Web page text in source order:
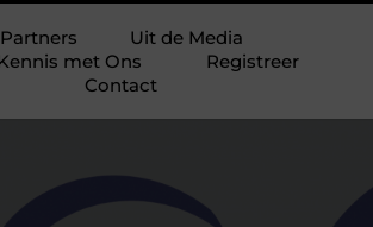
Partners
Uit de Media
met Ons
Registreer
Contact